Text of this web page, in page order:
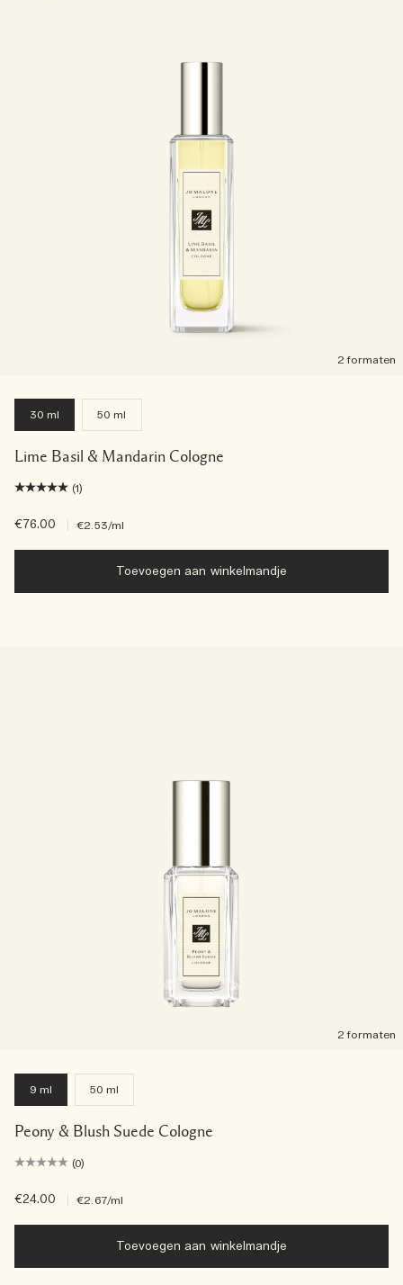
2 formaten
30 ml 50 ml
Lime Basil & Mandarin Cologne
(1)
€76.00 €2.53/ml
Toevoegen aan winkelmandje
2 formaten
9 ml 50 ml
Peony & Blush Suede Cologne
(0)
€24.00 €2.67/ml
Toevoegen aan winkelmandje